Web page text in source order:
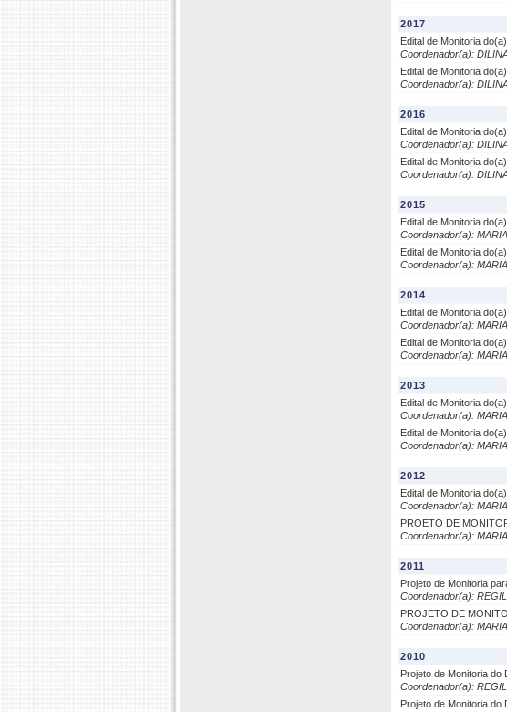
2017
Edital de Monitoria
Coordenador(a):
Edital de Monitoria
Coordenador(a):
2016
Edital de Monitoria
Coordenador(a):
Edital de Monitoria
Coordenador(a):
2015
Edital de Monitoria
Coordenador(a):
Edital de Monitoria
Coordenador(a):
2014
Edital de Monitoria
Coordenador(a):
Edital de Monitoria
Coordenador(a):
2013
Edital de Monitoria
Coordenador(a):
Edital de Monitoria
Coordenador(a):
2012
Edital de Monitoria
Coordenador(a):
PROETO DE
Coordenador(a):
2011
Projeto de Monitoria
Coordenador(a):
PROJETO DE
Coordenador(a):
2010
Projeto de Monitoria do
Coordenador(a):
Projeto de Monitoria do